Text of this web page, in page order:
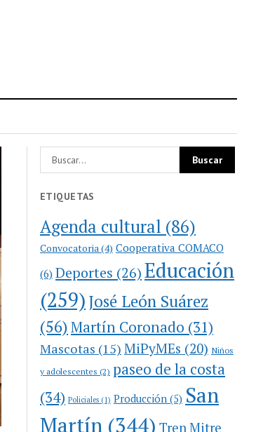
ETIQUETAS
Agenda cultural (86)
Convocatoria (4) Cooperativa COMACO
(6) Deportes (26)Educación
(259)José León Suárez
(56)Martín Coronado (31)
Mascotas (15) MiPyMEs (20) Niños
y adolescentes (2) paseo de la costa
(34) Policiales (1) Producción (5) San
Martín (344) Tren Mitre